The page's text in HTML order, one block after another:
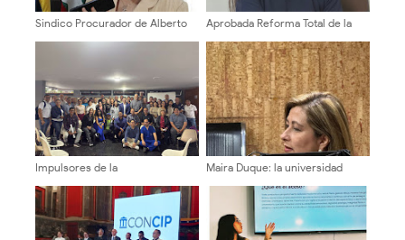
Sindico Procurador de Alberto
responsabilidad exclusiva de sus
Aprobada Reforma Total de la
el Municipio Libertador ​
Impulsores de la
activan estructura electoral en
facultades y núcleos
Maira Duque: la universidad
preponderante en la
reconstrucción de Venezuela
tras el sismo